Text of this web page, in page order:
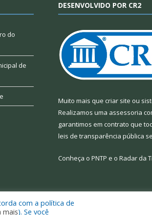
do
de
DESENVOLVIDO POR CR2
Muito mais que criar site ou
Realizamos uma assessoria
garantimos em contrato que
leis de transparência pública
Conheça o PNTP e o Radar da
Mapa do Site
com a política de
mais). Se você